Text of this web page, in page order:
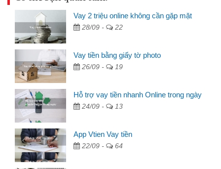
Vay 2 triệu online không cần gặp mặt
28/09 - 22
Vay tiền bằng giấy tờ photo
26/09 - 19
Hỗ trợ vay tiền nhanh Online trong ngày
24/09 - 13
App Vtien Vay tiền
22/09 - 64